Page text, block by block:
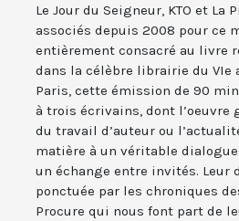
Le Jour du Seigneur, KTO et La
associés depuis 2008 pour ce
entièrement consacré au livre
dans la célèbre librairie du VIe
Paris, cette émission de 90
à trois écrivains, dont l’oeuvre
du travail d’auteur ou
matière à un véritable
un échange entre invités. Leur
ponctuée par les chroniques
Procure qui nous font part de